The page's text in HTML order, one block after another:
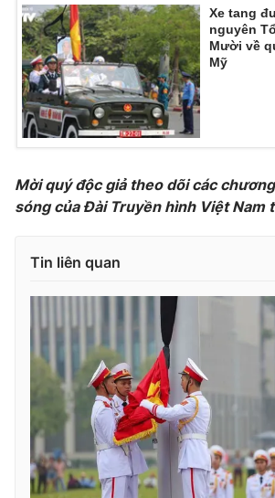
Ðiện thoại Thời báo VTV:024.66 897 897
Email:toasoan@vtv.vn
Liên hệ quảng cáo:024-7300.7108
® Cấm sao chép dưới mọi hình thức nếu
thuận bằng văn bản. Ghi rõ nguồn VTV.vn
thông tin từ website này.
Xe tang
nguyên
Mười về
Mỹ
Mời quý độc giả theo dõi các
sóng của Đài Truyền hình Việt Nam
Tin liên quan